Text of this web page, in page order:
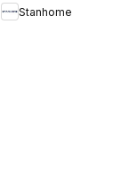
Stanhome